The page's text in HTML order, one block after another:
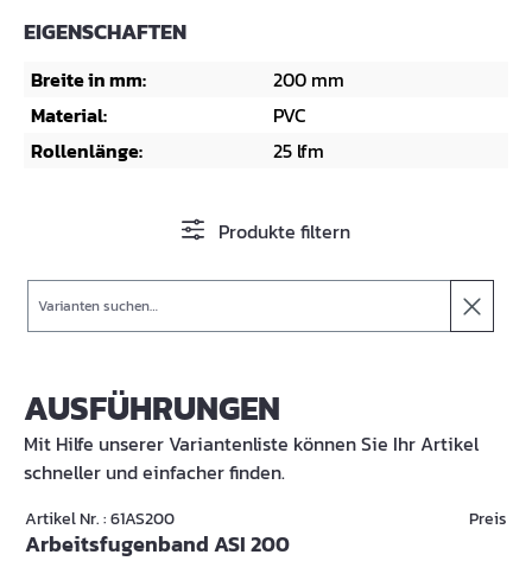
EIGENSCHAFTEN
Breite in mm:
200 mm
Material:
PVC
Rollenlänge:
25 lfm
Produkte filtern
AUSFÜHRUNGEN
Mit Hilfe unserer Variantenliste können Sie Ihr Artikel
schneller und einfacher finden.
Artikel Nr. : 61AS200
Arbeitsfugenband ASI 200
Preis